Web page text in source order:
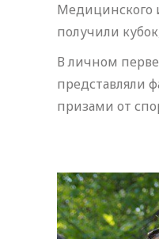
Медицинского
получили
В личном
представляли
призами от